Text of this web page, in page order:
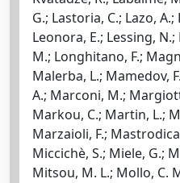
G.; Lastoria, C.; Lazo,
Leonora, E.; Lessing,
M.; Longhitano, F.;
Malerba, L.; Mamedov,
A.; Marconi, M.;
Markou, C.; Martin, L.;
Marzaioli, F.;
Miccichè, S.; Miele, G.;
Mitsou, M. L.; Mollo, C.